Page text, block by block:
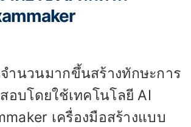
ำนวนมากขึ้นสร้างทักษะการ
บโดยใช้เทคโนโลยี AI
เครื่องมือสร้างแบบ